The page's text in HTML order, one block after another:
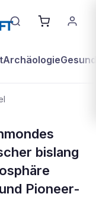
Archäologie
Eis
bislang
Pioneer-